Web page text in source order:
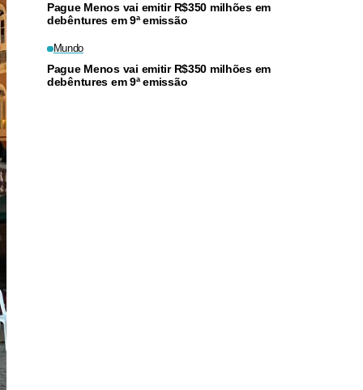
Pague Menos vai emitir R$350 milhões em
debêntures em 9ª emissão
Mundo
Pague Menos vai emitir R$350 milhões em
debêntures em 9ª emissão